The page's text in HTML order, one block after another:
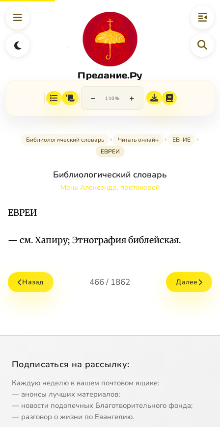
Предание.Ру
− 110% +
Библиологический словарь Читать онлайн
ЕВ–ИЕ
ЕВРЕИ
Библиологический словарь
Мень Александр, протоиерей
ЕВРЕИ
— см. Хапиру; Этнография библейская.
Назад 466 / 1862 Далее
Подписаться на рассылку:
Каждую неделю в вашем почтовом ящике:
— анонсы лучших материалов;
— новости подопечных Благотворительного фонда;
— разговор о жизни по Евангелию.